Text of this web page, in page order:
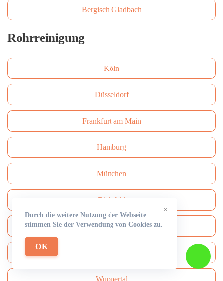
Bergisch Gladbach
Rohrreinigung
Köln
Düsseldorf
Frankfurt am Main
Hamburg
München
Bielefeld
Bonn
Wuppertal
×
Durch die weitere Nutzung der Webseite
stimmen Sie der Verwendung von Cookies zu.
OK